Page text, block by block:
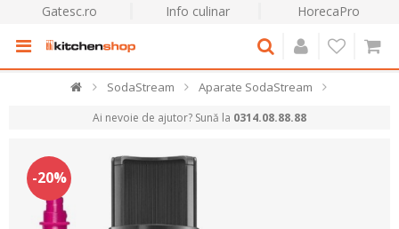
Gatesc.ro Info culinar HorecaPro
SodaStream Aparate SodaStream
Ai nevoie de ajutor? Sună la 0314.08.88.88
-20%